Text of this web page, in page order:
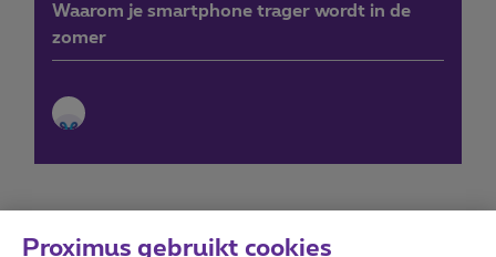
Waarom je smartphone trager wordt in de
zomer
Proximus gebruikt cookies